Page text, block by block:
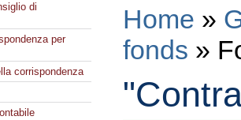
di
per
corrispondenza
Home »
fonds »